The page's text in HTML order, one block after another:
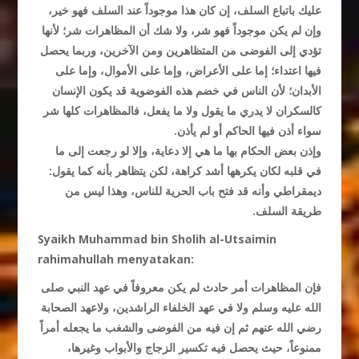
عليك باتباع السلف، إن كان هذا موجوداً عند السلف فهو خير،
وإن لم يكن موجوداً فهو شر، ولا شك أن المظاهرات شر؛ لأنها
تؤدي إلى الفوضى من المتظاهرين ومن الآخرين، وربما يحصل
فيها اعتداء؛ إما على الأعراض، وإما على الأموال، وإما على
الأبدان؛ لأن الناس في خضم هذه الفوضوية قد يكون الإنسان
كالسكران لا يدري ما يقول ولا ما يفعل، فالمظاهرات كلها شر
سواء أذن فيها الحاكم أو لم يأذن.
وإذن بعض الحكام بها ما هي إلا دعاية، وإلا لو رجعت إلى ما
في قلبه لكان يكرهها أشد كراهة، لكن يتظاهر بأنه كما يقول:
ديمقراطي وأنه قد فتح باب الحرية للناس، وهذا ليس من
طريقة السلف.
Syaikh Muhammad bin Sholih al-Utsaimin
rahimahullah menyatakan:
فإن المظاهرات أمر حادث لم يكن معروفاً في عهد النبي صلى
الله عليه وسلم ولا في عهد الخلفاء الراشدين، ولاعهد الصحابة
رضي الله عنهم ثم إن فيه من الفوضى والشغب ما يجعله أمراً
ممنوعاً، حيث يحصل فيه تكسير الزجاج والأبواب وغيرها،